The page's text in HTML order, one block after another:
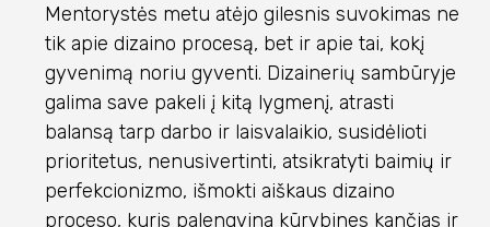
Mentorystės metu atėjo gilesnis suvokimas ne
tik apie dizaino procesą, bet ir apie tai, kokį
gyvenimą noriu gyventi. Dizainerių sambūryje
galima save pakeli į kitą lygmenį, atrasti
balansą tarp darbo ir laisvalaikio, susidėlioti
prioritetus, nenusivertinti, atsikratyti baimių ir
perfekcionizmo, išmokti aiškaus dizaino
proceso, kuris palengvina kūrybines kančias ir